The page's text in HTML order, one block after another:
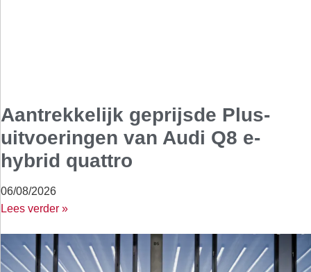
Aantrekkelijk geprijsde Plus-
uitvoeringen van Audi Q8 e-
hybrid quattro
06/08/2026
Lees verder »